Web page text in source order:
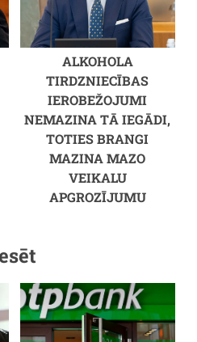
ALKOHOLA
TIRDZNIECĪBAS
IEROBEŽOJUMI
NEMAZINA TĀ IEGĀDI,
TOTIES BRANGI
MAZINA MAZO
VEIKALU
APGROZĪJUMU